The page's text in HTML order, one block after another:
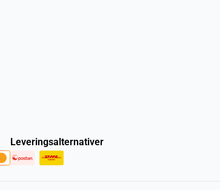
Leveringsalternativer